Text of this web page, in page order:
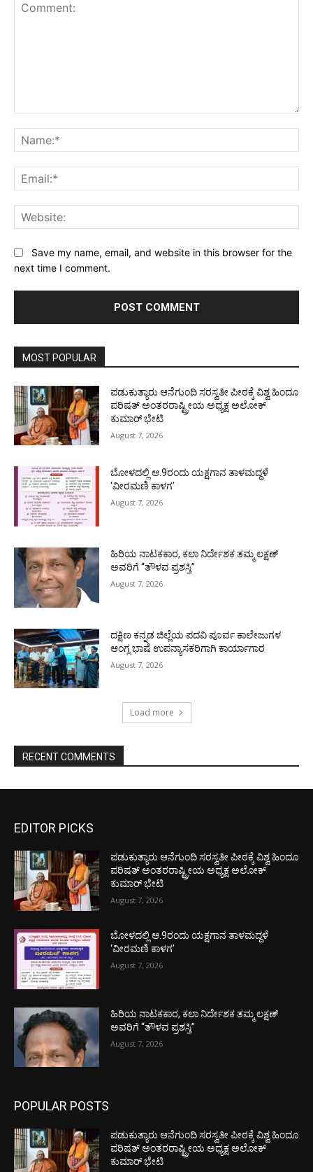
Save my name, email, and website in this browser for the
next time I comment.
MOST POPULAR
ಪಡುಕುತ್ಯಾರು ಆನೆಗುಂದಿ ಸರಸ್ವತೀ ಪೀಠಕ್ಕೆ ವಿಶ್ವ ಹಿಂದೂ
ಪರಿಷತ್ ಅಂತರರಾಷ್ಟ್ರೀಯ ಅಧ್ಯಕ್ಷ ಅಲೋಕ್
ಕುಮಾರ್ ಭೇಟಿ
August 7, 2026
ಬೋಳದಲ್ಲಿ ಆ.9ರಂದು ಯಕ್ಷಗಾನ ತಾಳಮದ್ದಳೆ
‘ವೀರಮಣಿ ಕಾಳಗ’
August 7, 2026
ಹಿರಿಯ ನಾಟಕಕಾರ, ಕಲಾ ನಿರ್ದೇಶಕ ತಮ್ಮ ಲಕ್ಷಣ್
ಅವರಿಗೆ “ತೌಳವ ಪ್ರಶಸ್ತಿ”
August 7, 2026
ದಕ್ಷಿಣ ಕನ್ನಡ ಜಿಲ್ಲೆಯ ಪದವಿ ಪೂರ್ವ ಕಾಲೇಜುಗಳ
ಆಂಗ್ಲ ಭಾಷೆ ಉಪನ್ಯಾಸಕರಿಗಾಗಿ ಕಾರ್ಯಾಗಾರ
August 7, 2026
Load more
RECENT COMMENTS
EDITOR PICKS
ಪಡುಕುತ್ಯಾರು ಆನೆಗುಂದಿ ಸರಸ್ವತೀ ಪೀಠಕ್ಕೆ ವಿಶ್ವ ಹಿಂದೂ
ಪರಿಷತ್ ಅಂತರರಾಷ್ಟ್ರೀಯ ಅಧ್ಯಕ್ಷ ಅಲೋಕ್
ಕುಮಾರ್ ಭೇಟಿ
August 7, 2026
ಬೋಳದಲ್ಲಿ ಆ.9ರಂದು ಯಕ್ಷಗಾನ ತಾಳಮದ್ದಳೆ
‘ವೀರಮಣಿ ಕಾಳಗ’
August 7, 2026
ಹಿರಿಯ ನಾಟಕಕಾರ, ಕಲಾ ನಿರ್ದೇಶಕ ತಮ್ಮ ಲಕ್ಷಣ್
ಅವರಿಗೆ “ತೌಳವ ಪ್ರಶಸ್ತಿ”
August 7, 2026
POPULAR POSTS
ಪಡುಕುತ್ಯಾರು ಆನೆಗುಂದಿ ಸರಸ್ವತೀ ಪೀಠಕ್ಕೆ ವಿಶ್ವ ಹಿಂದೂ
ಪರಿಷತ್ ಅಂತರರಾಷ್ಟ್ರೀಯ ಅಧ್ಯಕ್ಷ ಅಲೋಕ್
ಕುಮಾರ್ ಭೇಟಿ